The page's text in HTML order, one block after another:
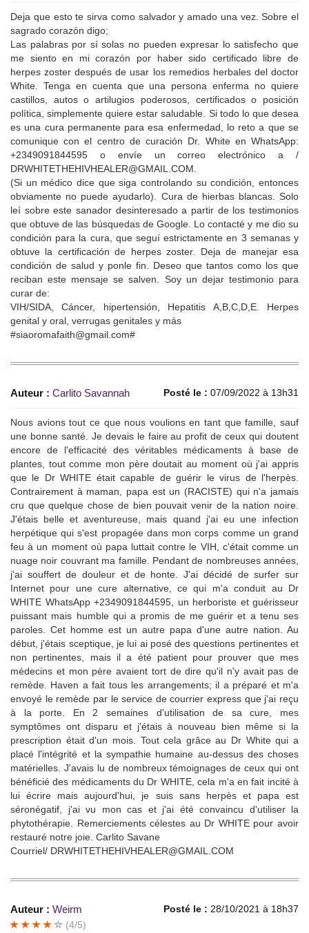
Deja que esto te sirva como salvador y amado una vez. Sobre el
sagrado corazón digo;
Las palabras por sí solas no pueden expresar lo satisfecho que
me siento en mi corazón por haber sido certificado libre de
herpes zoster después de usar los remedios herbales del doctor
White. Tenga en cuenta que una persona enferma no quiere
castillos, autos o artilugios poderosos, certificados o posición
política, simplemente quiere estar saludable. Si todo lo que desea
es una cura permanente para esa enfermedad, lo reto a que se
comunique con el centro de curación Dr. White en WhatsApp:
+2349091844595 o envíe un correo electrónico a /
DRWHITETHEHIVHEALER@GMAIL.COM.
(Si un médico dice que siga controlando su condición, entonces
obviamente no puede ayudarlo). Cura de hierbas blancas. Solo
leí sobre este sanador desinteresado a partir de los testimonios
que obtuve de las búsquedas de Google. Lo contacté y me dio su
condición para la cura, que seguí estrictamente en 3 semanas y
obtuve la certificación de herpes zoster. Deja de manejar esa
condición de salud y ponle fin. Deseo que tantos como los que
reciban este mensaje se salven. Soy un dejar testimonio para
curar de:
VIH/SIDA, Cáncer, hipertensión, Hepatitis A,B,C,D,E. Herpes
genital y oral, verrugas genitales y más
#siaoromafaith@gmail.com#
Auteur : Carlito Savannah Posté le : 07/09/2022 à 13h31
Nous avions tout ce que nous voulions en tant que famille, sauf
une bonne santé. Je devais le faire au profit de ceux qui doutent
encore de l'efficacité des véritables médicaments à base de
plantes, tout comme mon père doutait au moment où j'ai appris
que le Dr WHITE était capable de guérir le virus de l'herpès.
Contrairement à maman, papa est un (RACISTE) qui n'a jamais
cru que quelque chose de bien pouvait venir de la nation noire.
J'étais belle et aventureuse, mais quand j'ai eu une infection
herpétique qui s'est propagée dans mon corps comme un grand
feu à un moment où papa luttait contre le VIH, c'était comme un
nuage noir couvrant ma famille. Pendant de nombreuses années,
j'ai souffert de douleur et de honte. J'ai décidé de surfer sur
Internet pour une cure alternative, ce qui m'a conduit au Dr
WHITE WhatsApp +2349091844595, un herboriste et guérisseur
puissant mais humble qui a promis de me guérir et a tenu ses
paroles. Cet homme est un autre papa d'une autre nation. Au
début, j'étais sceptique, je lui ai posé des questions pertinentes et
non pertinentes, mais il a été patient pour prouver que mes
médecins et mon père avaient tort de dire qu'il n'y avait pas de
remède. Haven a fait tous les arrangements; il a préparé et m'a
envoyé le remède par le service de courrier express que j'ai reçu
à la porte. En 2 semaines d'utilisation de sa cure, mes
symptômes ont disparu et j'étais à nouveau bien même si la
prescription était d'un mois. Tout cela grâce au Dr White qui a
placé l'intégrité et la sympathie humaine au-dessus des choses
matérielles. J'avais lu de nombreux témoignages de ceux qui ont
bénéficié des médicaments du Dr WHITE, cela m'a en fait incité à
lui écrire mais aujourd'hui, je suis sans herpès et papa est
séronégatif, j'ai vu mon cas et j'ai été convaincu d'utiliser la
phytothérapie. Remerciements célestes au Dr WHITE pour avoir
restauré notre joie. Carlito Savane
Courriel/ DRWHITETHEHIVHEALER@GMAIL.COM
Auteur : Weirm Posté le : 28/10/2021 à 18h37
(4/5)